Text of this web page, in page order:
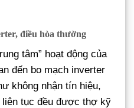
điều hòa thường
tâm” hoạt động của
đến bo mạch inverter
không nhận tín hiệu,
liên tục đều được thợ kỹ